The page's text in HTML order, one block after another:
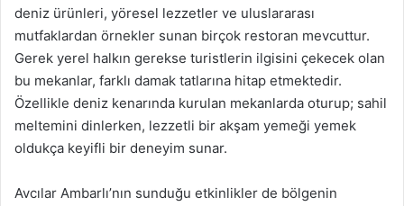
deniz ürünleri, yöresel lezzetler ve uluslararası
mutfaklardan örnekler sunan birçok restoran mevcuttur.
Gerek yerel halkın gerekse turistlerin ilgisini çekecek olan
bu mekanlar, farklı damak tatlarına hitap etmektedir.
Özellikle deniz kenarında kurulan mekanlarda oturup; sahil
meltemini dinlerken, lezzetli bir akşam yemeği yemek
oldukça keyifli bir deneyim sunar.
Avcılar Ambarlı’nın sunduğu etkinlikler de bölgenin